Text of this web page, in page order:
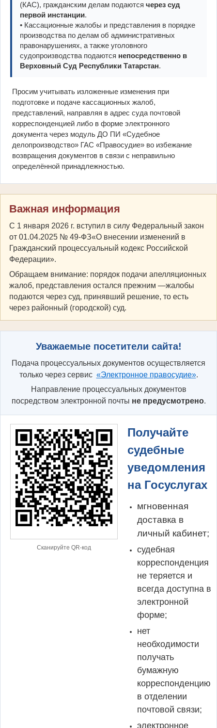
(КАС), гражданским делам подаются через суд
первой инстанции.
• Кассационные жалобы и представления в порядке
производства по делам об административных
правонарушениях, а также уголовного
судопроизводства подаются непосредственно в
Верховный Суд Республики Татарстан.
Просим учитывать изложенные изменения при
подготовке и подаче кассационных жалоб,
представлений, направляя в адрес суда почтовой
корреспонденцией либо в форме электронного
документа через модуль ДО ПИ «Судебное
делопроизводство» ГАС «Правосудие» во избежание
возвращения документов в связи с неправильно
определённой принадлежностью.
Важная информация
С 1 января 2026 г. вступил в силу Федеральный закон
от 01.04.2025 № 49-ФЗ«О внесении изменений в
Гражданский процессуальный кодекс Российской
Федерации».
Обращаем внимание: порядок подачи апелляционных
жалоб, представления остался прежним —жалобы
подаются через суд, принявший решение, то есть
через районный (городской) суд.
Уважаемые посетители сайта!
Подача процессуальных документов осуществляется
только через сервис «Электронное правосудие».
Направление процессуальных документов
посредством электронной почты не предусмотрено.
Сканируйте QR-код
Получайте
судебные
уведомления
на Госуслугах
мгновенная
доставка в
личный кабинет;
судебная
корреспонденция
не теряется и
всегда доступна в
электронной
форме;
нет
необходимости
получать
бумажную
корреспонденцию
в отделении
почтовой связи;
электронное